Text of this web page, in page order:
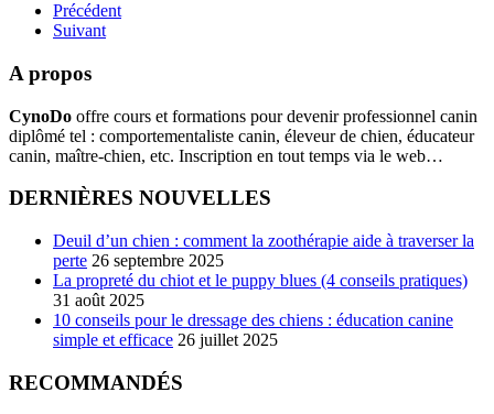
Précédent
Suivant
A propos
CynoDo offre cours et formations pour devenir professionnel canin
diplômé tel : comportementaliste canin, éleveur de chien, éducateur
canin, maître-chien, etc. Inscription en tout temps via le web…
DERNIÈRES NOUVELLES
Deuil d’un chien : comment la zoothérapie aide à traverser la
perte 26 septembre 2025
La propreté du chiot et le puppy blues (4 conseils pratiques)
31 août 2025
10 conseils pour le dressage des chiens : éducation canine
simple et efficace 26 juillet 2025
RECOMMANDÉS